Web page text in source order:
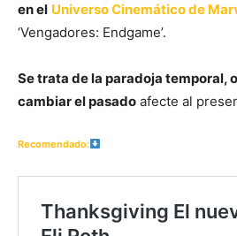
en el Universo Cinemático de
‘Vengadores: Endgame’.
Se trata de la paradoja temporal,
cambiar el pasado afecte al
Recomendado: